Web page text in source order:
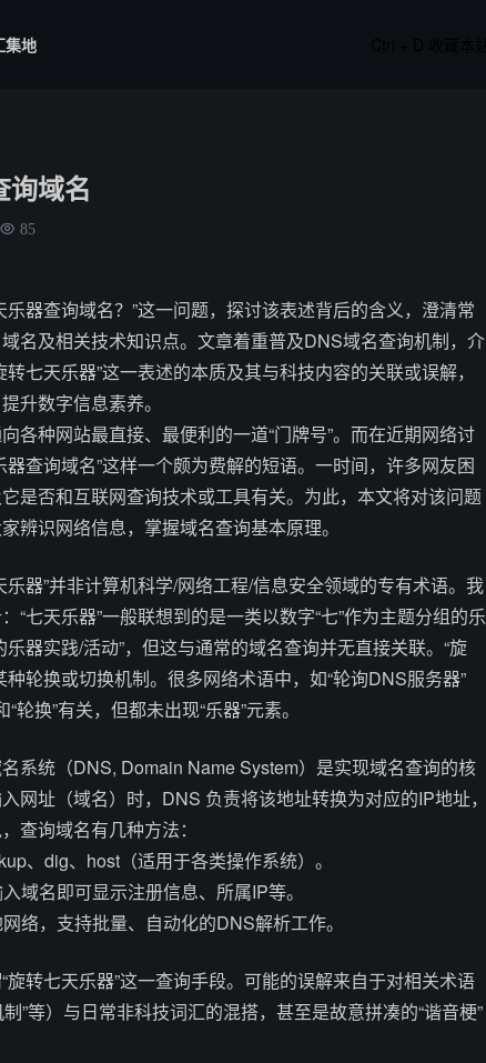
集地
询域名
85
器查询域名？”这一问题，探讨该表述背后的含义，澄清常
名及相关技术知识点。文章着重普及DNS域名查询机制，介
七天乐器”这一表述的本质及其与科技内容的关联或误解，
升数字信息素养。
各种网站最直接、最便利的一道“门牌号”。而在近期网络讨
查询域名”这样一个颇为费解的短语。一时间，许多网友困
是否和互联网查询技术或工具有关。为此，本文将对该问题
辨识网络信息，掌握域名查询基本原理。
器”并非计算机科学/网络工程/信息安全领域的专有术语。我
“七天乐器”一般联想到的是一类以数字“七”作为主题分组的乐
器实践/活动”，但这与通常的域名查询并无直接关联。“旋
轮换或切换机制。很多网络术语中，如“轮询DNS服务器”
轮换”有关，但都未出现“乐器”元素。
系统（DNS, Domain Name System）是实现域名查询的核
网址（域名）时，DNS 负责将该地址转换为对应的IP地址，
查询域名有几种方法：
、dig、host（适用于各类操作系统）。
域名即可显示注册信息、所属IP等。
络，支持批量、自动化的DNS解析工作。
转七天乐器”这一查询手段。可能的误解来自于对相关术语
制”等）与日常非科技词汇的混搭，甚至是故意拼凑的“谐音梗”